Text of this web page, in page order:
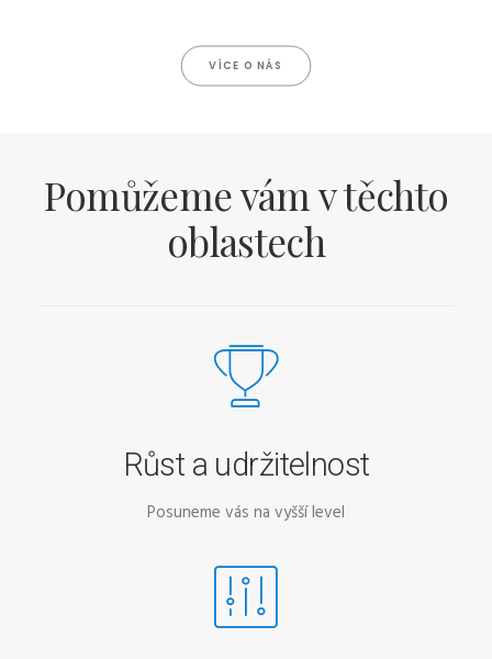
VÍCE O NÁS
Pomůžeme vám v těchto
oblastech
Růst a udržitelnost
Posuneme vás na vyšší level